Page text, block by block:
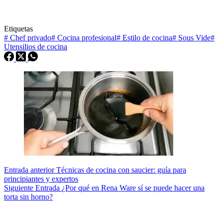
Etiquetas
# Chef privado# Cocina profesional# Estilo de cocina# Sous Vide#
Utensilios de cocina
Entrada anteriorTécnicas de cocina con saucier: guía para
principiantes y expertos
Siguiente Entrada ¿Por qué en Rena Ware sí se puede hacer una
torta sin horno?